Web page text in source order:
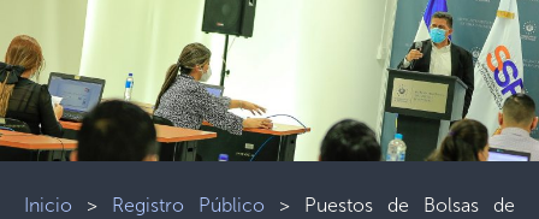
Inicio > Registro Público > Puestos de Bolsas de